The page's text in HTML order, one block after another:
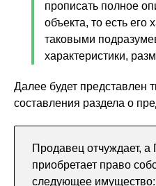
прописать полное
объекта, то есть его
таковыми
характеристики,
Далее будет представлен
составления раздела о
Продавец отчуждает, а
приобретает право
следующее имущество: